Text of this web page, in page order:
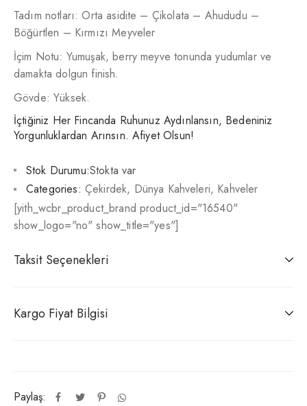
Tadım notları: Orta asidite – Çikolata – Ahududu –
Böğürtlen – Kırmızı Meyveler
İçim Notu: Yumuşak, berry meyve tonunda yudumlar ve
damakta dolgun finish.
Gövde: Yüksek.
İçtiğiniz Her Fincanda Ruhunuz Aydınlansın, Bedeniniz
Yorgunluklardan Arınsın. Afiyet Olsun!
Stok Durumu:Stokta var
Paylaş:
Categories: Çekirdek, Dünya Kahveleri, Kahveler
[yith_wcbr_product_brand product_id="16540"
show_logo="no" show_title="yes"]
Taksit Seçenekleri
Kargo Fiyat Bilgisi